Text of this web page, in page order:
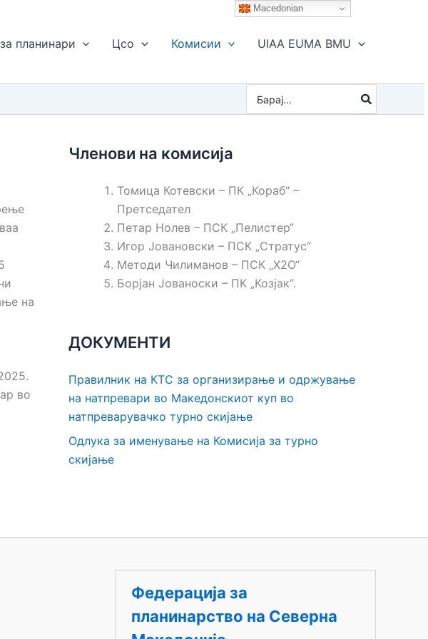
планинари Цсо Комисии UIAA EUMA BMU
for:
на
во
Членови на комисија
Томица Котевски – ПК „Кораб“ –
Претседател
Петар Нолев – ПСК „Пелистер“
Игор Јовановски – ПСК „Стратус“
Методи Чилиманов – ПСК „Х2О“
Борјан Јованоски – ПК „Козјак“.
ДОКУМЕНТИ
Правилник на КТС за организирање и одржување
на натпревари во Македонскиот куп во
натпреварувачко турно скијање
Одлука за именување на Комисија за турно
скијање
Федерација за
планинарство на Северна
Macedonian